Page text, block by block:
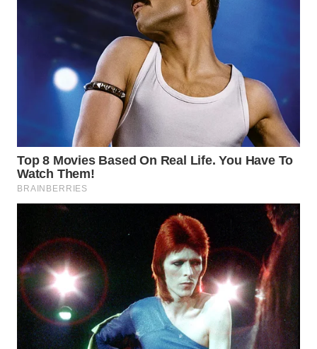
MALUKU
WN
DAIRI
WN
WN
NIAS
WN
LANGKAT